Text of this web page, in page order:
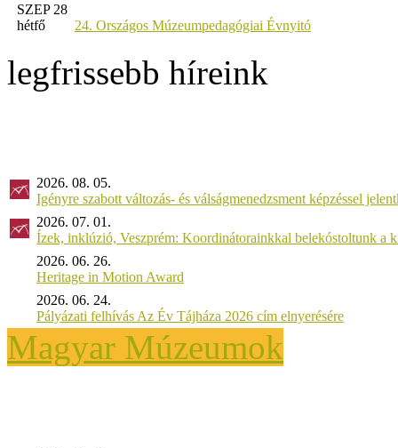
SZEP 28
hétfő
24. Országos Múzeumpedagógiai Évnyitó
legfrissebb híreink
2026. 08. 05.
Igényre szabott változás- és válságmenedzsment képzéssel
2026. 07. 01.
Ízek, inklúzió, Veszprém: Koordinátorainkkal belekóstoltunk a
2026. 06. 26.
Heritage in Motion Award
2026. 06. 24.
Pályázati felhívás Az Év Tájháza 2026 cím elnyerésére
Magyar Múzeumok